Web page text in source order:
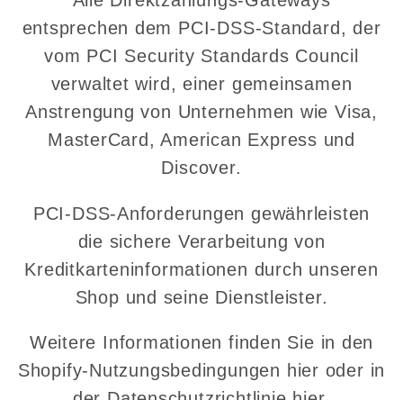
entsprechen dem PCI-DSS-Standard, der
vom PCI Security Standards Council
verwaltet wird, einer gemeinsamen
Anstrengung von Unternehmen wie Visa,
MasterCard, American Express und
Discover.
PCI-DSS-Anforderungen gewährleisten
die sichere Verarbeitung von
Kreditkarteninformationen durch unseren
Shop und seine Dienstleister.
Weitere Informationen finden Sie in den
Shopify-Nutzungsbedingungen hier oder in